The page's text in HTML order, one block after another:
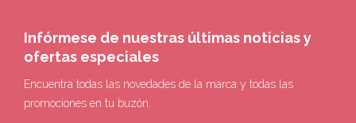
Infórmese de nuestras últimas noticias y
ofertas especiales
Encuentra todas las novedades de la marca y todas las
promociones en tu buzón.